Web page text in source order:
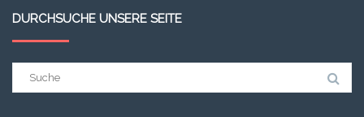
DURCHSUCHE UNSERE SEITE
Suchergebnis